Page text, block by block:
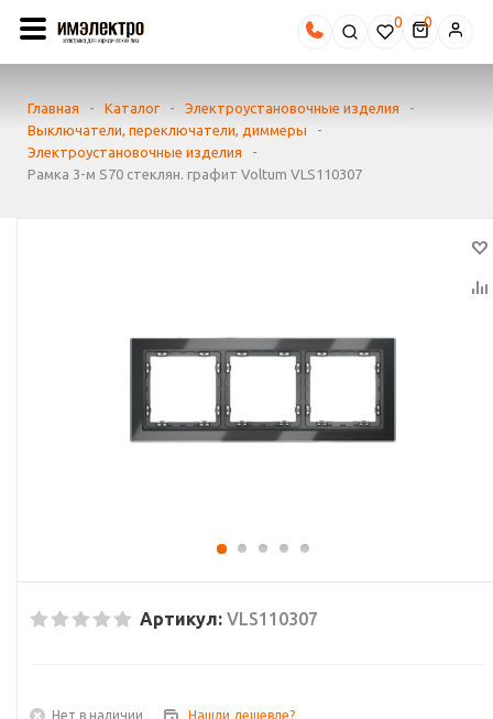
0
Главная - Каталог - Электроустановочные изделия
-
Выключатели, переключатели, диммеры
-
Электроустановочные изделия
-
Рамка 3-м S70 стеклян. графит Voltum VLS110307
Артикул: VLS110307
Нет в наличии Нашли дешевле?